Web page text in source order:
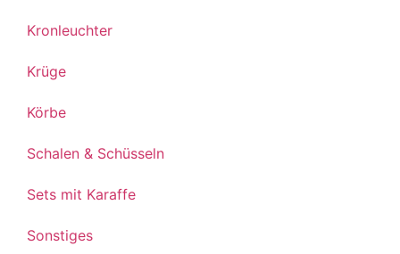
Kronleuchter
Krüge
Körbe
Schalen & Schüsseln
Sets mit Karaffe
Sonstiges